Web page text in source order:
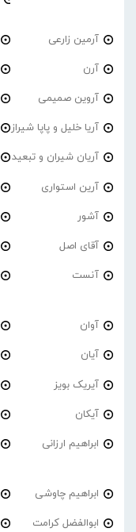
آرمین زارعی
آرن
آروین صمیمی
آریا خلیل و پاپا شیراز
آریان شیران و تبعید
آرین استواری
آشور
آقای اصل
آنست
آوان
آیان
آیریک بویز
آیکان
ابراهیم ارزانی
ابراهیم چاوشی
ابوالفضل کرامت